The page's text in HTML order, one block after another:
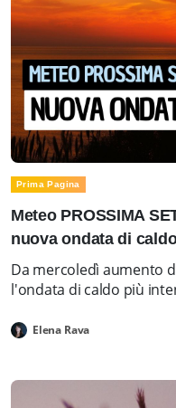
Prima Pagina
Meteo PROSSIMA
nuova ondata di
Da mercoledì aumento
l'ondata di caldo più
Elena Rava